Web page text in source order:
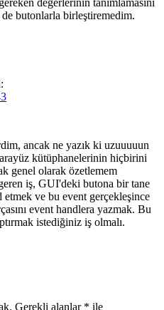
değerlerinin tanımlamasını
butonlarla birleştiremedim.
ancak ne yazık ki uzuuuuun
kütüphanelerinin hiçbirini
genel olarak özetlemem
iş, GUI'deki butona bir tane
ve bu event gerçekleşince
event handlera yazmak. Bu
istediğiniz iş olmalı.
Gerekli alanlar * ile